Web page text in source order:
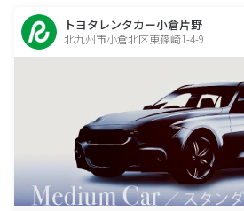
トヨタレンタカー小倉片野
北九州市小倉北区東篠崎1-4-9